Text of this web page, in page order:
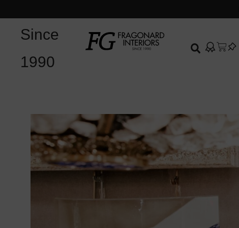
Since
1990